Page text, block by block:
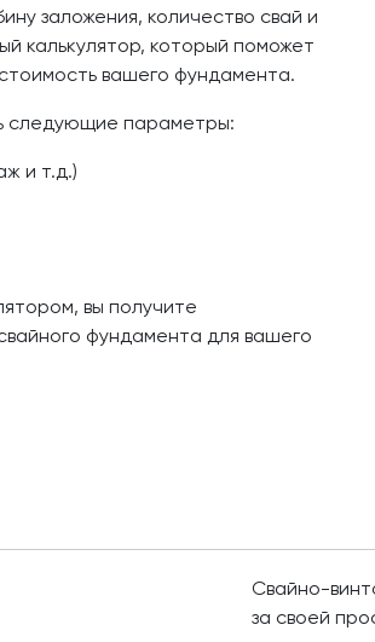
заложения, количество свай и
калькулятор, который поможет
вашего фундамента.
следующие параметры:
и т.д.)
вы получите
фундамента для вашего
Свайно-
за своей